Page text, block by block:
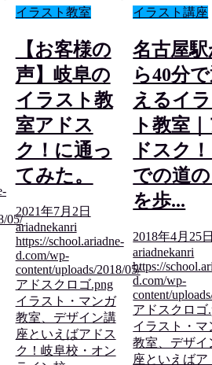
05/
イラスト教室
【お客様の
声】岐阜の
イラスト教
室アドス
ク！に通っ
てみた。
2021年7月2日
ariadnekanri
https://school.ariadne-
d.com/wp-
content/uploads/2018/05/
アドスクロゴ.png
イラスト・マンガ
教室、デザイン講
座といえばアドス
ク！岐阜校・オン
イラスト講座
名古屋
ら40分
えるイ
ト教室
ドスク
での道
を歩...
2018年4月25
ariadnekanri
https://
d.com/wp-
content/
アドスクロゴ
イラスト・マ
教室、デザイ
座といえばア